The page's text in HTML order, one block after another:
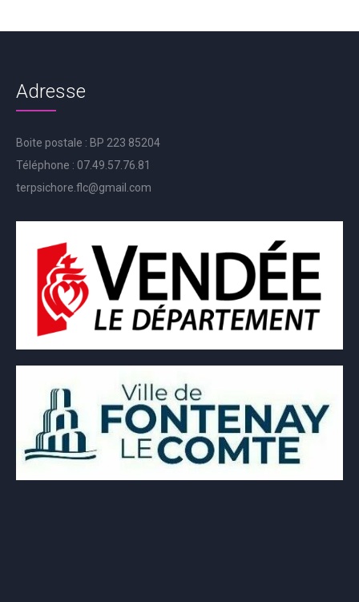
Adresse
Boite postale : BP 223 85204
Téléphone : 07.49.57.76.81
terpsichore.flc@gmail.com